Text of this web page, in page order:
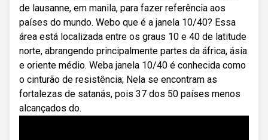
de lausanne, em manila, para fazer referência aos
países do mundo. Webo que é a janela 10/40? Essa
área está localizada entre os graus 10 e 40 de latitude
norte, abrangendo principalmente partes da áfrica, ásia
e oriente médio. Weba janela 10/40 é conhecida como
o cinturão de resistência; Nela se encontram as
fortalezas de satanás, pois 37 dos 50 países menos
alcançados do.